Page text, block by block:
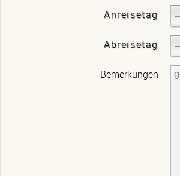
Anreisetag
Abreisetag
Bemerkungen